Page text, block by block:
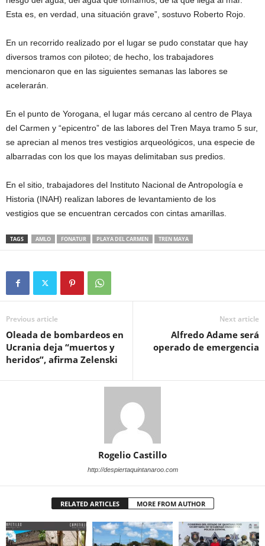
Esta es, en verdad, una situación grave”, sostuvo Roberto Rojo.
En un recorrido realizado por el lugar se pudo constatar que hay
diversos tramos con piloteo; de hecho, los trabajadores
mencionaron que en las siguientes semanas las labores se
acelerarán.
En el punto de Yorogana, el lugar más cercano al centro de Playa
del Carmen y “epicentro” de las labores del Tren Maya tramo 5 sur,
se aprecian al menos tres vestigios arqueológicos, una especie de
albarradas con los que los mayas delimitaban sus predios.
En el sitio, trabajadores del Instituto Nacional de Antropología e
Historia (INAH) realizan labores de levantamiento de los
vestigios que se encuentran cercados con cintas amarillas.
TAGS AMLO FONATUR PLAYA DEL CARMEN TREN MAYA
Previous article
Oleada de bombardeos en
Ucrania deja “muertos y
heridos”, afirma Zelenski
Next article
Alfredo Adame será
operado de emergencia
Rogelio Castillo
http://despiertaquintanaroo.com
RELATED ARTICLES MORE FROM AUTHOR